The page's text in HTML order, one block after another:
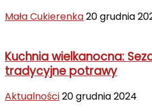
Mała Cukierenka20 grudnia
Kuchnia wielkanocna:
tradycyjne potrawy
Aktualności20 grudnia 2024